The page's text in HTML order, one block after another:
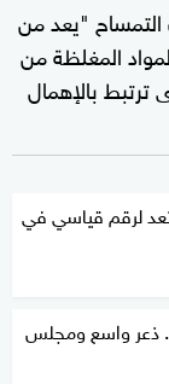
التمساح "يعد من
المغلظة من
ترتبط بالإهمال
لرقم قياسي في
ذعر واسع ومجلس